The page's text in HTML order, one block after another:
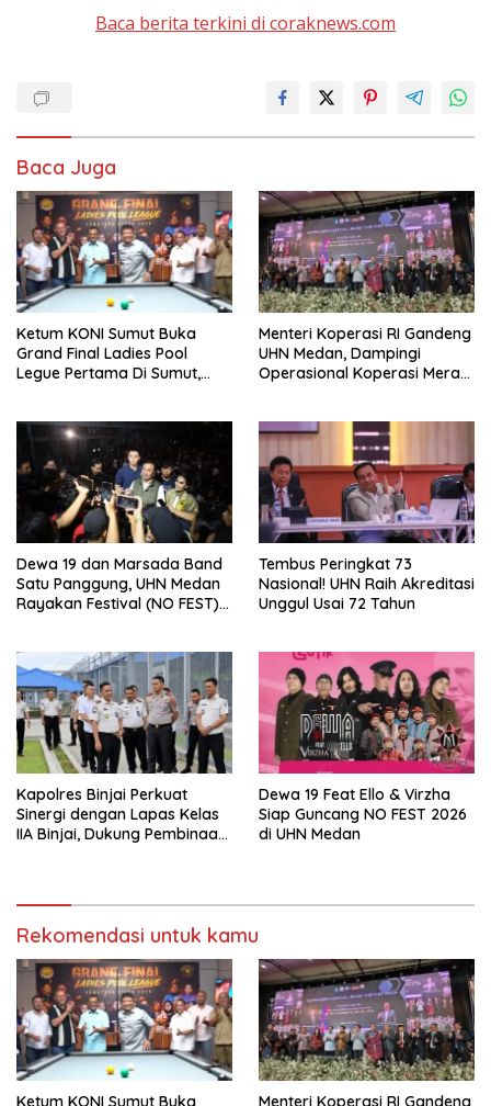
Baca berita terkini di coraknews.com
Baca Juga
Ketum KONI Sumut Buka
Grand Final Ladies Pool
Legue Pertama Di Sumut,
Menteri Koperasi RI Gandeng
UHN Medan, Dampingi
Operasional Koperasi Merah
Dewa 19 dan Marsada Band
Satu Panggung, UHN Medan
Rayakan Festival (NO FEST)
Tembus Peringkat 73
Nasional! UHN Raih Akreditasi
Unggul Usai 72 Tahun
Kapolres Binjai Perkuat
Sinergi dengan Lapas Kelas
IIA Binjai, Dukung Pembinaan
Dewa 19 Feat Ello & Virzha
Siap Guncang NO FEST 2026
di UHN Medan
Rekomendasi untuk kamu
Ketum KONI Sumut Buka Menteri Koperasi RI Gandeng